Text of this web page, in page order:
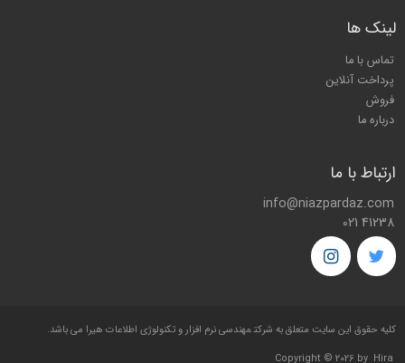
لینک ها
تماس با ما
پرداخت آنلاین
فروش
درباره ما
ارتباط با ما
info@niazpardaz.com
021 41238
کليه حقوق اين سايت متعلق به شرکتمهندسی نرم افزار و تکنولوژی اطلاعات هیرا می باشد.
Copyright © 2026 by Hira